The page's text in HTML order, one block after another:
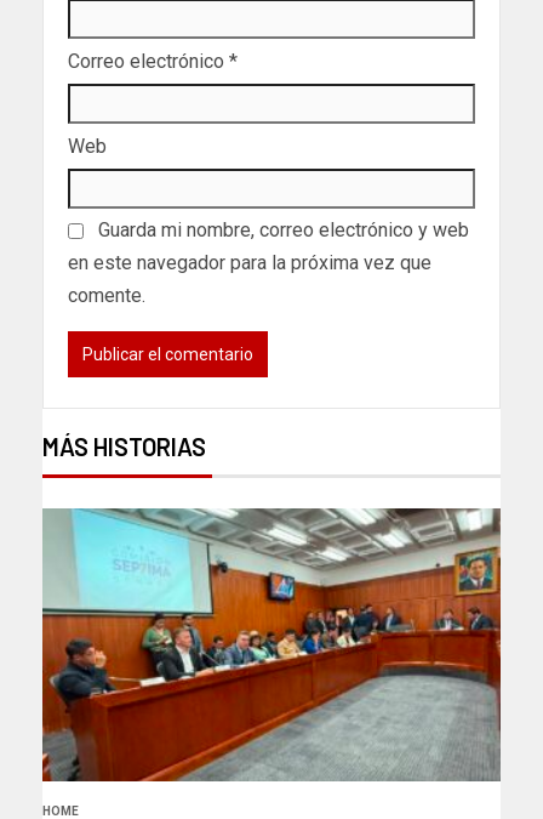
Correo electrónico *
Web
Guarda mi nombre, correo electrónico y web
en este navegador para la próxima vez que
comente.
MÁS HISTORIAS
HOME